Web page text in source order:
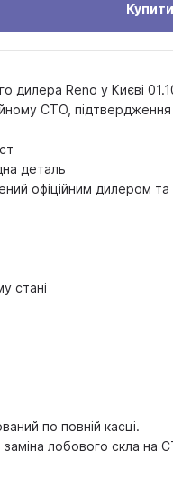
Купити
дилера Reno у Києві
СТО, підтвердження
деталь
офіційним дилером
стані
по повній касці.
лобового скла на